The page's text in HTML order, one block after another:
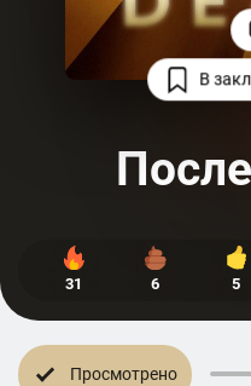
В
31 6 5
Просмотрено